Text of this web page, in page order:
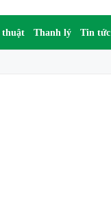
thuật Thanh lý Tin tức